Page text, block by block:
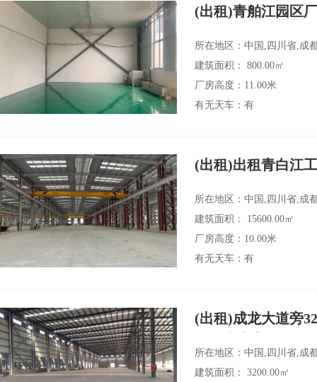
(出租)青舶江园区
所在地区：中国,四川省,成
建筑面积： 800.00㎡
厂房高度：11.00米
有无天车：有
(出租)出租青白江
所在地区：中国,四川省,成
建筑面积： 15600.00㎡
厂房高度：10.00米
有无天车：有
(出租)成龙大道旁
所在地区：中国,四川省,成
建筑面积： 3200.00㎡